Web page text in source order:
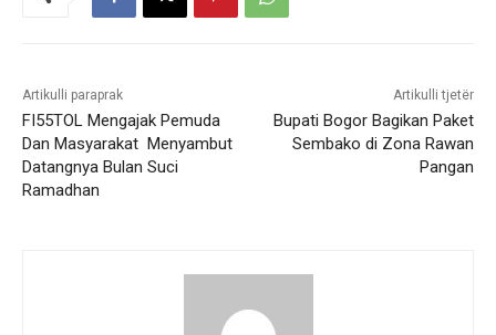
Artikulli paraprak
FI55TOL Mengajak Pemuda
Dan Masyarakat Menyambut
Datangnya Bulan Suci
Ramadhan
Artikulli tjetër
Bupati Bogor Bagikan Paket
Sembako di Zona Rawan
Pangan